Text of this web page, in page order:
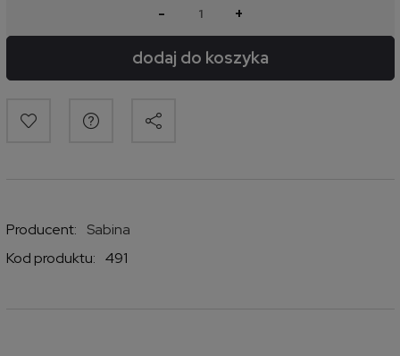
- +
dodaj do koszyka
Producent:
Sabina
Kod produktu: 491